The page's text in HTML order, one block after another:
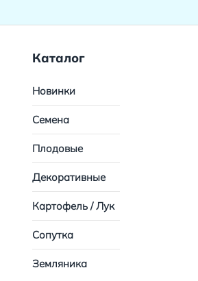
Каталог
Новинки
Семена
Плодовые
Декоративные
Картофель / Лук
Сопутка
Земляника